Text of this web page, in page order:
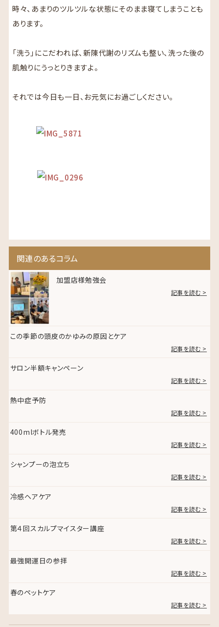
時々、あまりのツルツルな状態にそのまま寝てしまうことも
あります。
「洗う」にこだわれば、新陳代謝のリズムも整い、洗った後の
肌触りにうっとりきますよ。
それでは今日も一日、お元気にお過ごしください。
関連のあるコラム
加盟店様勉強会
記事を読む >
この季節の頭皮のかゆみの原因とケア
記事を読む >
サロン半額キャンペーン
記事を読む >
熱中症予防
記事を読む >
400mlボトル発売
記事を読む >
シャンプーの泡立ち
記事を読む >
冷感ヘアケア
記事を読む >
第４回スカルプマイスター講座
記事を読む >
最強開運日の参拝
記事を読む >
春のペットケア
記事を読む >